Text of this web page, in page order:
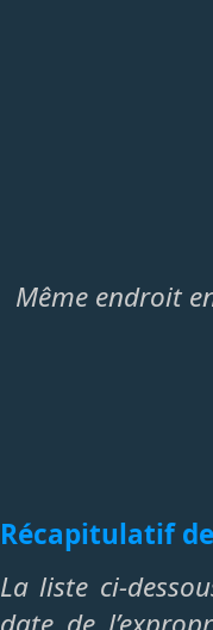
Même endroit
Récapitulatif
La liste ci-